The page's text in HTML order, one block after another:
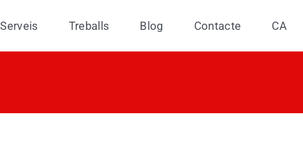
Serveis Treballs Blog Contacte CA